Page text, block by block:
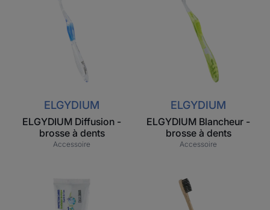
brosse
à
dents
ELGYDIUM
ELGYDIUM Diffusion -
brosse à dents
Accessoire
brosse
à
dents
ELGYDIUM
ELGYDIUM Blancheur -
brosse à dents
Accessoire
Révélateur
de